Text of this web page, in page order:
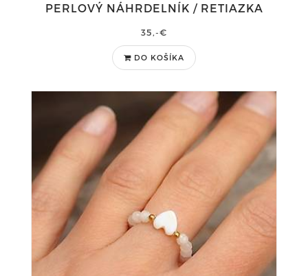
PERLOVÝ NÁHRDELNÍK / RETIAZKA
35,-€
DO KOŠÍKA